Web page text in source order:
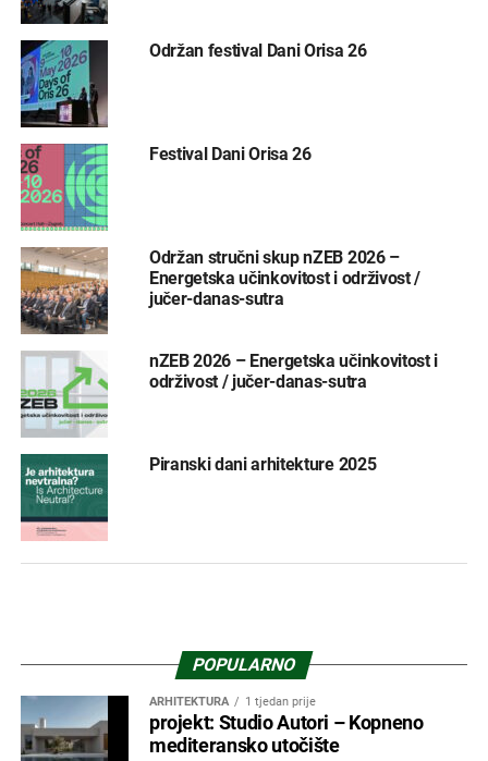
Održan festival Dani Orisa 26
Festival Dani Orisa 26
Održan stručni skup nZEB 2026 –
Energetska učinkovitost i održivost /
jučer-danas-sutra
nZEB 2026 – Energetska učinkovitost i
održivost / jučer-danas-sutra
Piranski dani arhitekture 2025
POPULARNO
ARHITEKTURA 1 tjedan prije
projekt: Studio Autori – Kopneno
mediteransko utočište